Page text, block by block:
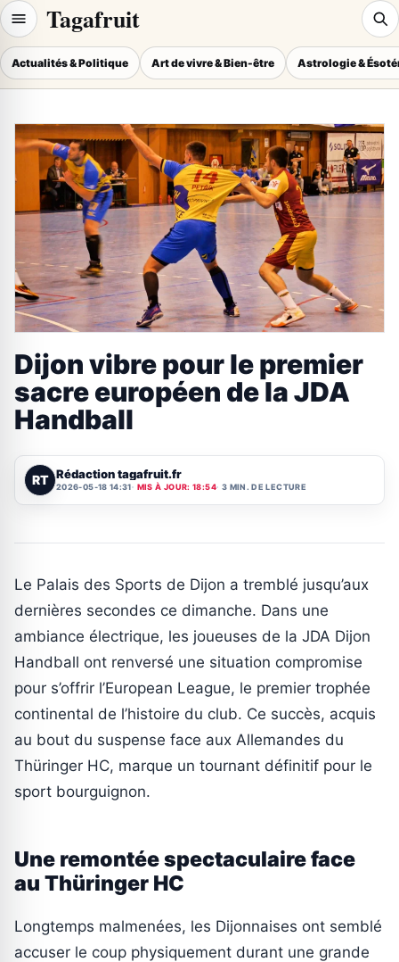
Tagafruit
Actualités & Politique Art de vivre & Bien-être Astrologie &
Dijon vibre pour le premier
sacre européen de la JDA
Handball
RT Rédaction tagafruit.fr
2026-05-18 14:31 MIS À JOUR: 18:54 3 MIN. DE LECTURE
Le Palais des Sports de Dijon a tremblé jusqu’aux
dernières secondes ce dimanche. Dans une
ambiance électrique, les joueuses de la JDA Dijon
Handball ont renversé une situation compromise
pour s’offrir l’European League, le premier trophée
continental de l’histoire du club. Ce succès, acquis
au bout du suspense face aux Allemandes du
Thüringer HC, marque un tournant définitif pour le
sport bourguignon.
Une remontée spectaculaire face
au Thüringer HC
Longtemps malmenées, les Dijonnaises ont semblé
accuser le coup physiquement durant une grande